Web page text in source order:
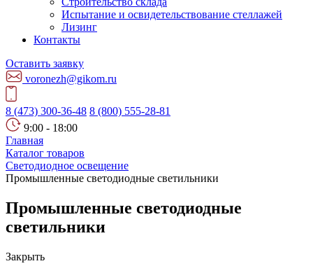
Испытание и освидетельствование стеллажей
Лизинг
Контакты
Оставить заявку
voronezh@gikom.ru
8 (473) 300-36-48 8 (800) 555-28-81
9:00 - 18:00
Главная
Каталог товаров
Светодиодное освещение
Промышленные светодиодные светильники
Промышленные светодиодные
светильники
Закрыть